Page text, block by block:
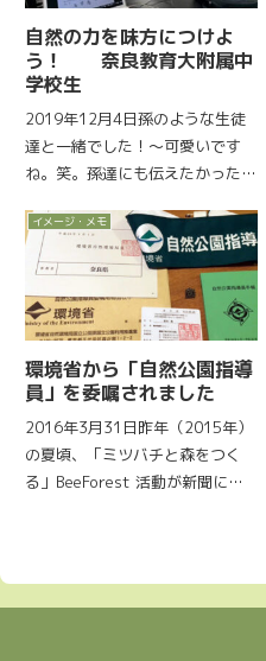
自然の力を味方につけよ
う！ 奈良教育大附属中
学校生
2019年12月4日孫のような生徒
達と一緒でした！〜可愛いです
ね。笑。孫達にも伝えたかったビ
中学校1、２年生 約40名 特別
授業2019.11.610月28日 ミツ
バチと森をつくる話学校で昼から
2時限方につける...
イメージ・メモ
環境省から「自然公園指導
員」を委嘱されました
2016年3月31日昨年（2015年）
の夏頃、「ミツバチと森をつく
る」BeeForest 活動が新聞に掲
た。実際、何を行うか分からなか